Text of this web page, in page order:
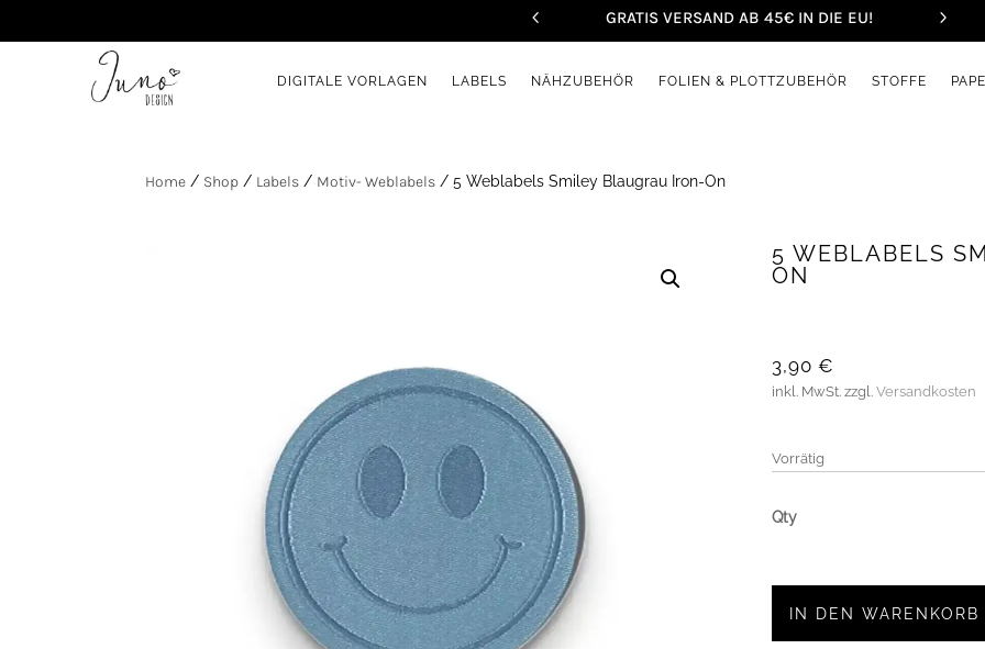
GRATIS VERSAND AB 45€ IN DIE EU!
DIGITALE VORLAGEN LABELS NÄHZUBEHÖR FOLIEN & PLOTTZUBEHÖR STOFFE
Home / Shop / Labels / Motiv- Weblabels / 5 Weblabels Smiley Blaugrau Iron-On
5 WEBLABELS
ON
3,90 €
inkl. MwSt. zzgl. Versandkosten
Vorrätig
IN DEN WARENKORB